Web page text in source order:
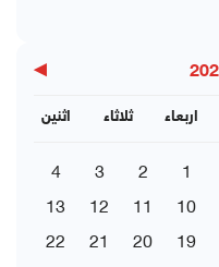
▶
اثنين ثلاثاء اربعاء
1
2
3
4
10
11
12
13
19
20
21
22